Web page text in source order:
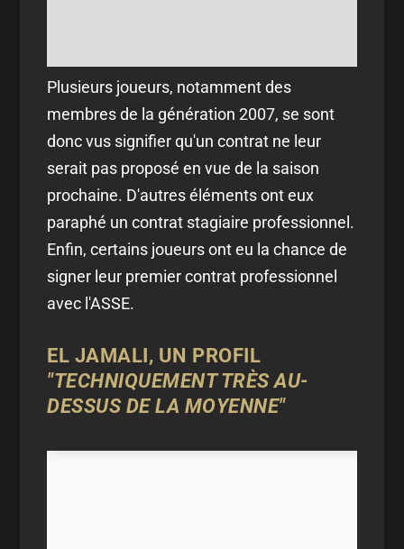
Plusieurs joueurs, notamment des
membres de la génération 2007, se sont
donc vus signifier qu'un contrat ne leur
serait pas proposé en vue de la saison
prochaine. D'autres éléments ont eux
paraphé un contrat stagiaire professionnel.
Enfin, certains joueurs ont eu la chance de
signer leur premier contrat professionnel
avec l'ASSE.
EL JAMALI, UN PROFIL
"TECHNIQUEMENT TRÈS AU-
DESSUS DE LA MOYENNE"